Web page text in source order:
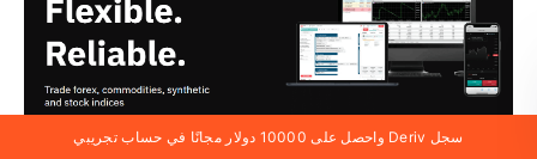
سجل Deriv واحصل على 10000 دولار مجانًا في حساب تجريبي